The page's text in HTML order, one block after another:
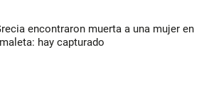
encontraron muerta a una mujer en
hay capturado